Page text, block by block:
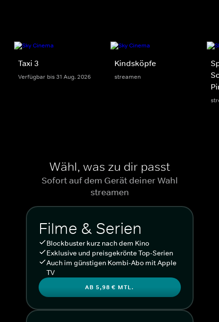
Taxi 3
Verfügbar bis 31 Aug. 2026
Kindsköpfe
streamen
Wähl, was zu dir passt
Sofort auf dem Gerät deiner Wahl
streamen
Filme & Serien
Blockbuster kurz nach dem Kino
Exklusive und preisgekrönte Top-Serien
Auch im günstigen Kombi-Abo mit Apple
TV
AB 5,98 € MTL.